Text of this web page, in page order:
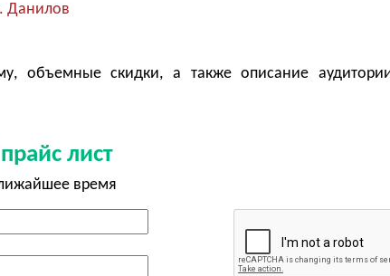
Данилов
объемные скидки, а также описание
лист
время